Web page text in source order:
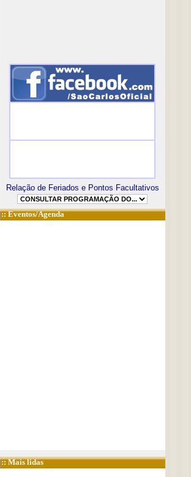
Relação de Feriados e Pontos Facultativos
::Eventos/Agenda
:: Mais lidas